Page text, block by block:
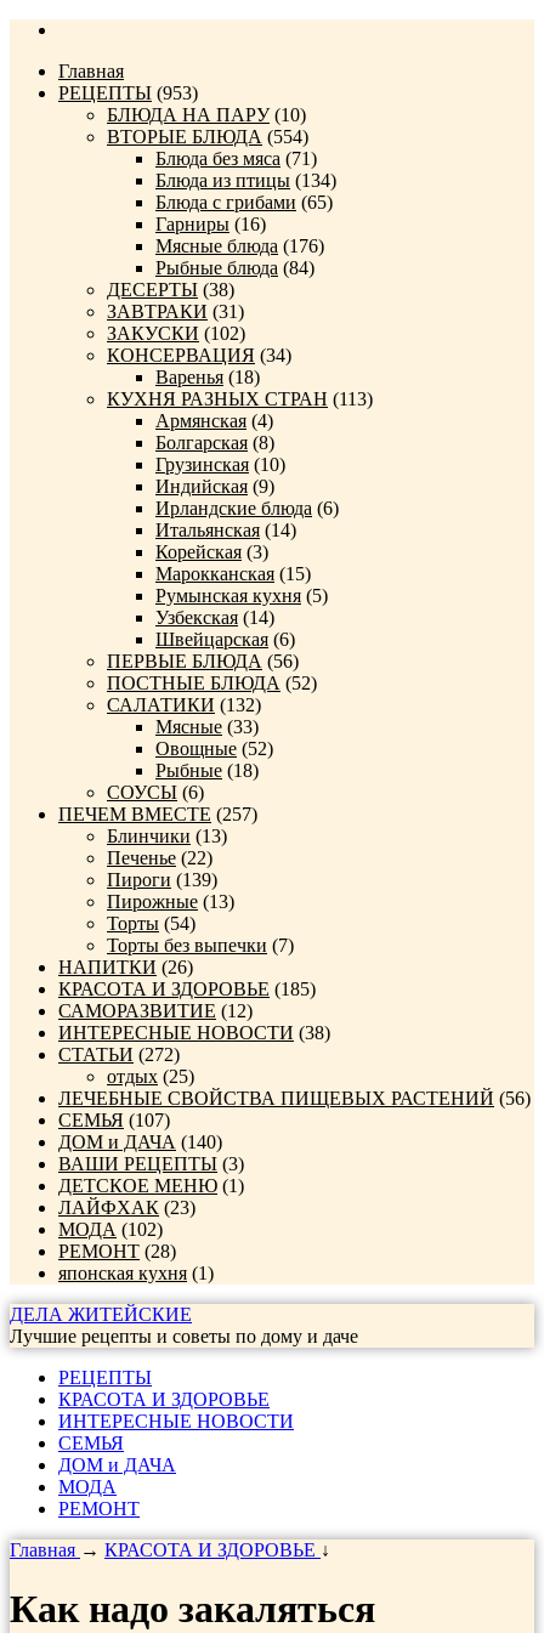
Главная
РЕЦЕПТЫ (953)
БЛЮДА НА ПАРУ(10)
ВТОРЫЕ БЛЮДА (554)
Блюда без мяса (71)
Блюда из птицы (134)
Блюда с грибами (65)
Гарниры (16)
Мясные блюда (176)
Рыбные блюда (84)
ДЕСЕРТЫ (38)
ЗАВТРАКИ (31)
ЗАКУСКИ (102)
КОНСЕРВАЦИЯ (34)
Варенья (18)
КУХНЯ РАЗНЫХ СТРАН (113)
Армянская (4)
Болгарская (8)
Грузинская (10)
Индийская (9)
Ирландские блюда (6)
Итальянская (14)
Корейская (3)
Марокканская (15)
Румынская кухня (5)
Узбекская (14)
Швейцарская (6)
ПЕРВЫЕ БЛЮДА (56)
ПОСТНЫЕ БЛЮДА (52)
САЛАТИКИ (132)
Мясные (33)
Овощные (52)
Рыбные (18)
СОУСЫ (6)
ПЕЧЕМ ВМЕСТЕ (257)
Блинчики (13)
Печенье (22)
Пироги (139)
Пирожные (13)
Торты (54)
Торты без выпечки (7)
НАПИТКИ (26)
КРАСОТА И ЗДОРОВЬЕ (185)
САМОРАЗВИТИЕ (12)
ИНТЕРЕСНЫЕ НОВОСТИ (38)
СТАТЬИ (272)
отдых (25)
ЛЕЧЕБНЫЕ СВОЙСТВА ПИЩЕВЫХ РАСТЕНИЙ (56)
СЕМЬЯ (107)
ДОМ и ДАЧА (140)
ВАШИ РЕЦЕПТЫ (3)
ДЕТСКОЕ МЕНЮ (1)
ЛАЙФХАК (23)
МОДА (102)
РЕМОНТ (28)
японская кухня (1)
ДЕЛА ЖИТЕЙСКИЕ
Лучшие рецепты и советы по дому и даче
РЕЦЕПТЫ
КРАСОТА И ЗДОРОВЬЕ
ИНТЕРЕСНЫЕ НОВОСТИ
СЕМЬЯ
ДОМ и ДАЧА
МОДА
РЕМОНТ
Главная → КРАСОТА И ЗДОРОВЬЕ ↓
Как надо закаляться